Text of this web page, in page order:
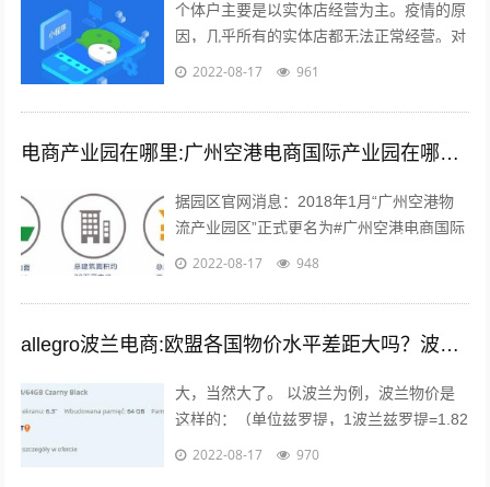
个体户主要是以实体店经营为主。疫情的原
因，几乎所有的实体店都无法正常经营。对
于实体店来说，关门就意味着没有任何收入
2022-08-17 961
电商产业园在哪里:广州空港电商国际产业园在哪里？主要是做什么的？
据园区官网消息：2018年1月“广州空港物
流产业园区”正式更名为#广州空港电商国际
产业园#。园区名称变更通知 位于广州空港
2022-08-17 948
allegro波兰电商:欧盟各国物价水平差距大吗？波兰的物价水平又如何呢？
大，当然大了。 以波兰为例，波兰物价是
这样的：（单位兹罗提，1波兰兹罗提=1.82
人民币），本物价是按照波兰平均物价计算
2022-08-17 970